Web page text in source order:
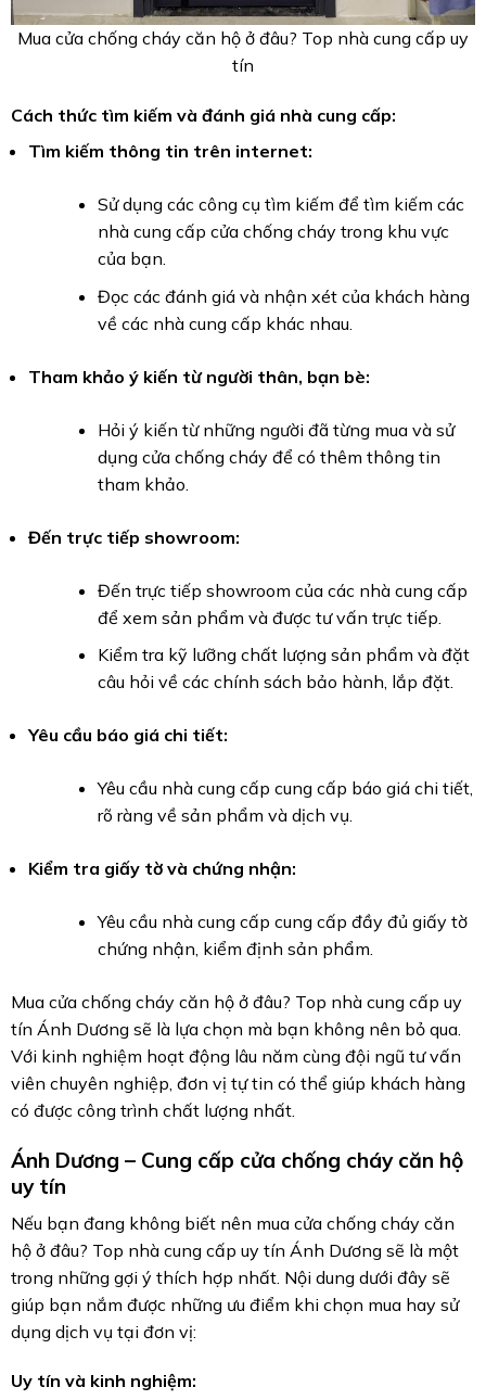
Mua cửa chống cháy căn hộ ở đâu? Top nhà cung cấp uy
tín
Cách thức tìm kiếm và đánh giá nhà cung cấp:
Tìm kiếm thông tin trên internet:
Sử dụng các công cụ tìm kiếm để tìm kiếm các
nhà cung cấp cửa chống cháy trong khu vực
của bạn.
Đọc các đánh giá và nhận xét của khách hàng
về các nhà cung cấp khác nhau.
Tham khảo ý kiến từ người thân, bạn bè:
Hỏi ý kiến từ những người đã từng mua và sử
dụng cửa chống cháy để có thêm thông tin
tham khảo.
Đến trực tiếp showroom:
Đến trực tiếp showroom của các nhà cung cấp
để xem sản phẩm và được tư vấn trực tiếp.
Kiểm tra kỹ lưỡng chất lượng sản phẩm và đặt
câu hỏi về các chính sách bảo hành, lắp đặt.
Yêu cầu báo giá chi tiết:
Yêu cầu nhà cung cấp cung cấp báo giá chi tiết,
rõ ràng về sản phẩm và dịch vụ.
Kiểm tra giấy tờ và chứng nhận:
Yêu cầu nhà cung cấp cung cấp đầy đủ giấy tờ
chứng nhận, kiểm định sản phẩm.
Mua cửa chống cháy căn hộ ở đâu? Top nhà cung cấp uy
tín Ánh Dương sẽ là lựa chọn mà bạn không nên bỏ qua.
Với kinh nghiệm hoạt động lâu năm cùng đội ngũ tư vấn
viên chuyên nghiệp, đơn vị tự tin có thể giúp khách hàng
có được công trình chất lượng nhất.
Ánh Dương – Cung cấp cửa chống cháy căn hộ
uy tín
Nếu bạn đang không biết nên mua cửa chống cháy căn
hộ ở đâu? Top nhà cung cấp uy tín Ánh Dương sẽ là một
trong những gợi ý thích hợp nhất. Nội dung dưới đây sẽ
giúp bạn nắm được những ưu điểm khi chọn mua hay sử
dụng dịch vụ tại đơn vị:
Uy tín và kinh nghiệm: